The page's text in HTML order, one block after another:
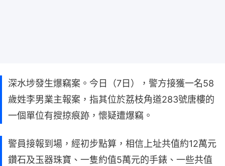
深水埗發生爆竊案。今日（7日），警方接獲一名58
歲姓李男業主報案，指其位於荔枝角道283號唐樓的
一個單位有搜掠痕跡，懷疑遭爆竊。
警員接報到場，經初步點算，相信上址共值約12萬元
鑽石及玉器珠寶、一隻約值5萬元的手錶、一些共值